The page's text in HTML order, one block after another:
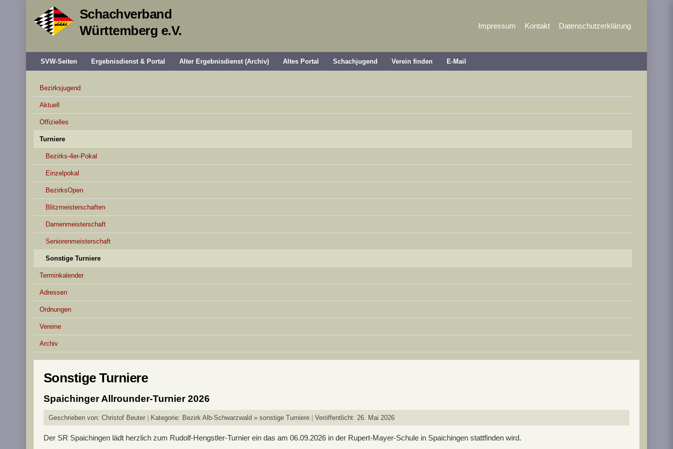
Schachverband
Württemberg e.V.
Impressum Kontakt Datenschutzerklärung
SVW-Seiten Ergebnisdienst & Portal Alter Ergebnisdienst (Archiv) Altes Portal Schachjugend Verein finden E-Mail
Bezirksjugend
Aktuell
Offizielles
Turniere
Bezirks-4er-Pokal
Einzelpokal
BezirksOpen
Blitzmeisterschaften
Damenmeisterschaft
Seniorenmeisterschaft
Sonstige Turniere
Terminkalender
Adressen
Ordnungen
Vereine
Archiv
Sonstige Turniere
Spaichinger Allrounder-Turnier 2026
Geschrieben von: Christof Beuter Kategorie: Bezirk Alb-Schwarzwald » sonstige Turniere Veröffentlicht: 26. Mai 2026
Der SR Spaichingen lädt herzlich zum Rudolf-Hengstler-Turnier ein das am 06.09.2026 in der Rupert-Mayer-Schule in Spaichingen stattfinden wird.